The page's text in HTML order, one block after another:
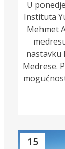
U
Instituta
Mehmet
nastavku
Medrese.
15